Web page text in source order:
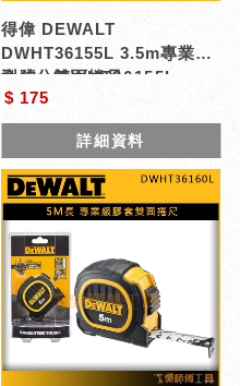
得偉 DEWALT
DWHT36155L 3.5m專業級
全公分雙面捲尺
型號 : DWHT36155L
$ 175
詳細資料